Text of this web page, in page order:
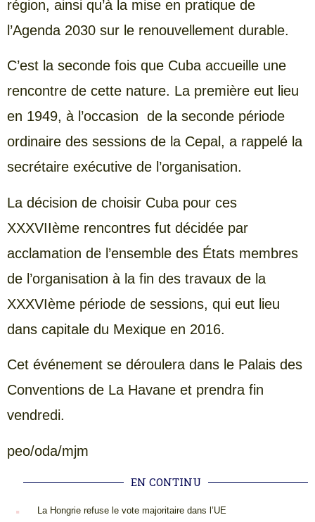
région, ainsi qu’à la mise en pratique de
l’Agenda 2030 sur le renouvellement durable.
C’est la seconde fois que Cuba accueille une
rencontre de cette nature. La première eut lieu
en 1949, à l’occasion de la seconde période
ordinaire des sessions de la Cepal, a rappelé la
secrétaire exécutive de l’organisation.
La décision de choisir Cuba pour ces
XXXVIIème rencontres fut décidée par
acclamation de l’ensemble des États membres
de l’organisation à la fin des travaux de la
XXXVIème période de sessions, qui eut lieu
dans capitale du Mexique en 2016.
Cet événement se déroulera dans le Palais des
Conventions de La Havane et prendra fin
vendredi.
peo/oda/mjm
EN CONTINU
. La Hongrie refuse le vote majoritaire dans l’UE